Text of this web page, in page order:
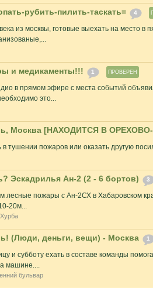
рубить-пилить-таскать= 4
из москвы, готовые выехать на место в
и медикаменты!!! 1 ПРОВЕРЕН
в прямом эфире с места событий
это...
Москва [НАХОДИТСЯ В
в тушении пожаров или оказать другую
Эскадрилья Ан-2 (2 - 6 бортов) 3
лесные пожары с Ан-2СХ в Хабаровском
20м...
(Люди, деньги, вещи) - Москва 1
и субботу ехать в составе команды
машине....
бульвар